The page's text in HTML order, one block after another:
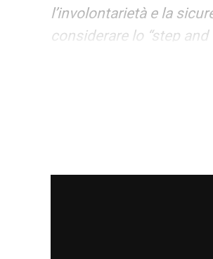
l’involontarietà e la
considerare lo “step
arbitri, il pestone.
preme far affiorare. Le
vicino gli scarpini che